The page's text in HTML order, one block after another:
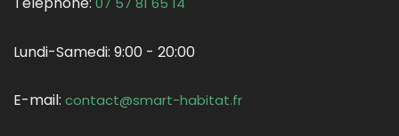
Lundi-Samedi: 9:00 - 20:00
E-mail: contact@smart-habitat.fr